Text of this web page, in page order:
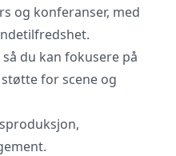
og konferanser, med
du kan fokusere på
for scene og
tilbud, gir
priser og
og følger opp
er kostnadsfri
og det er ingen